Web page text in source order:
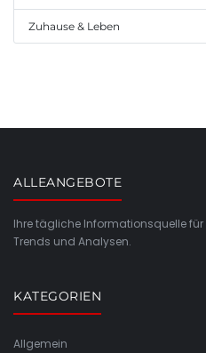
Zuhause & Leben
ALLEANGEBOTE
Ihre tägliche Informationsquelle
Trends und Analysen.
KATEGORIEN
Allgemein